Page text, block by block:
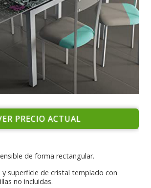
PRECIO ACTUAL
de forma rectangular.
y superficie de cristal templado con
no incluidas.